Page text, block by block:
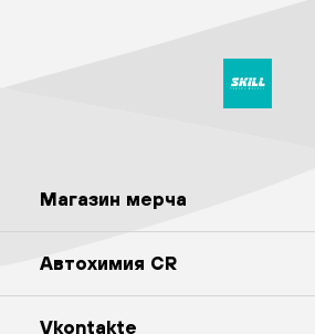
Магазин мерча
Автохимия CR
Vkontakte